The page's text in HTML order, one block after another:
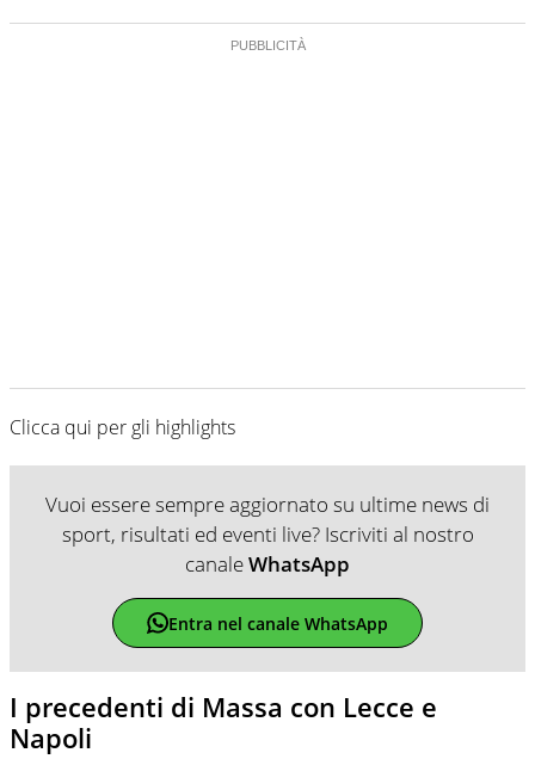
Clicca qui per gli highlights
Vuoi essere sempre aggiornato su ultime news di
sport, risultati ed eventi live? Iscriviti al nostro
canaleWhatsApp
Entra nel canale WhatsApp
I precedenti di Massa con Lecce e
Napoli